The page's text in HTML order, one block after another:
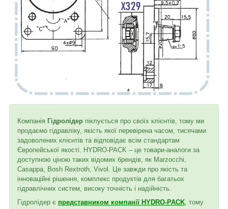
Компанія Гідролідер піклується про своїх клієнтів, тому ми
продаємо гідравліку, якість якої перевірена часом, тисячами
задоволених клієнтів та відповідає всім стандартам
Європейської якості. HYDRO-PACK – це товари-аналоги за
доступною ціною таких відомих брендів, як Marzocchi,
Casappa, Bosh Rextroth, Vivol. Це завжди про якість та
інноваційні рішення, комплекс продуктів для багатьох
гідравлічних систем, високу точність і надійність.
Гідролідер є представником компанії HYDRO-PACK , тому